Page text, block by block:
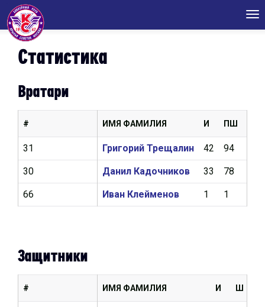
Статистика
Вратари
ИМЯ ФАМИЛИЯ И ПШ
Григорий Трещалин 42 94
Данил Кадочников 33 78
Иван Клейменов 1 1
#
31
30
66
Защитники
ИМЯ ФАМИЛИЯ И Ш
#